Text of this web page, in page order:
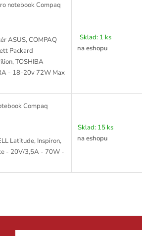
notebook Compaq
ASUS, COMPAQ
Packard
TOSHIBA
- 18-20v 72W Max
Sklad: 1 ks
na eshopu
Compaq
Latitude, Inspiron,
- 20V/3,5A - 70W -
Sklad: 15 ks
na eshopu